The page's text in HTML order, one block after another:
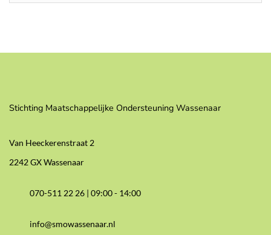
Stichting Maatschappelijke Ondersteuning Wassenaar
Van Heeckerenstraat 2
2242 GX Wassenaar
070-511 22 26 |09:00 - 14:00
info@smowassenaar.nl